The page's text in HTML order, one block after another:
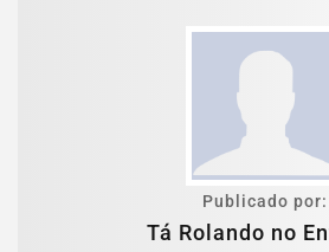
Publicado por:
Tá Rolando no